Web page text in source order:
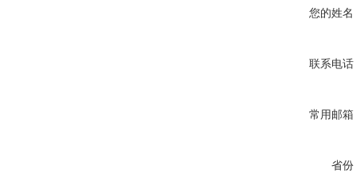
您的姓名
联系电话
常用邮箱
省份